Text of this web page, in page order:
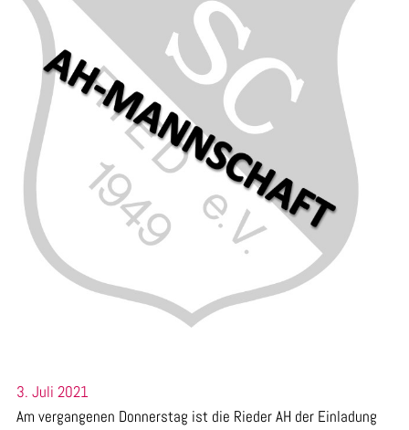
3. Juli 2021
Am vergangenen Donnerstag ist die Rieder AH der Einladung